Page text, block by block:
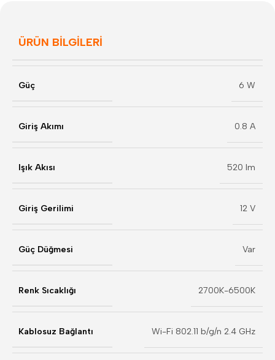
ÜRÜN BILGILERI
Güç 6 W
Giriş Akımı 0.8 A
Işık Akısı 520 lm
Giriş Gerilimi 12 V
Güç Düğmesi Var
Renk Sıcaklığı 2700K-6500K
Kablosuz Bağlantı Wi-Fi 802.11 b/g/n 2.4 GHz